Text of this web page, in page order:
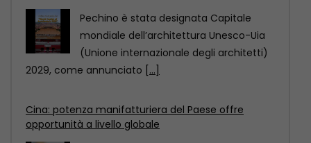
La Cina non è soltanto una potenza
manifatturiera, ma anche un
importante mercato di consumo.[...]
immersioni. Sanzioni per 90 mila euro
COMO (ITALPRESS) – Venti centri